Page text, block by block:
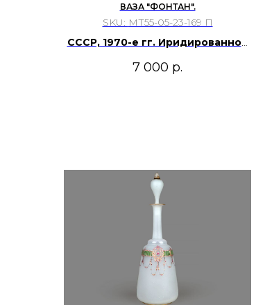
ВАЗА "ФОНТАН".
SKU: МТ55-05-23-169 П
СССР, 1970-е гг. Иридированное
7 000 р.